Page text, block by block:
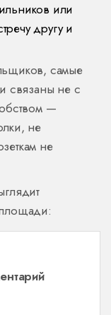
или
другу и
самые
связаны не с
—
не
не